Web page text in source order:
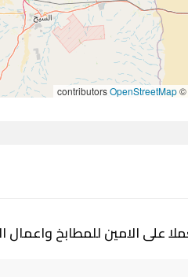
©
OpenStreetMap
على الامين للمطابخ واعمال